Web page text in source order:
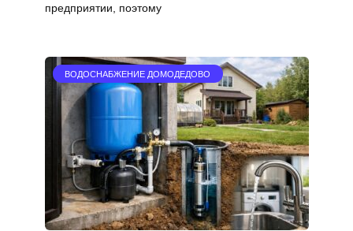
предприятии, поэтому
ВОДОСНАБЖЕНИЕ ДОМОДЕДОВО